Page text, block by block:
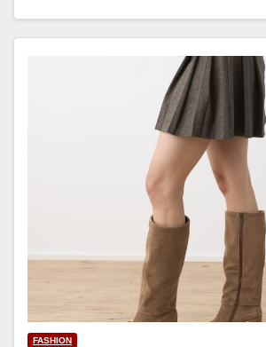
FASHION